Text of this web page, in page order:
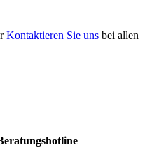
Kontaktieren Sie uns bei allen